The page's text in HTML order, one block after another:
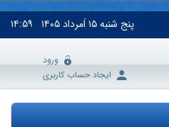
پنج شنبه۱۵ اَمرداد ۱۴۰۵ ۱۴:۵۹
ورود
ایجاد حساب کاربری